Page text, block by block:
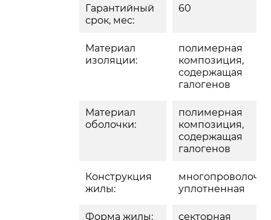
Гарантийный
срок, мес:
60
Материал
изоляции:
полимерная
композиция,
содержащая
галогенов
Материал
оболочки:
полимерная
композиция,
содержащая
галогенов
Конструкция
жилы:
уплотненная
Форма жилы: секторная